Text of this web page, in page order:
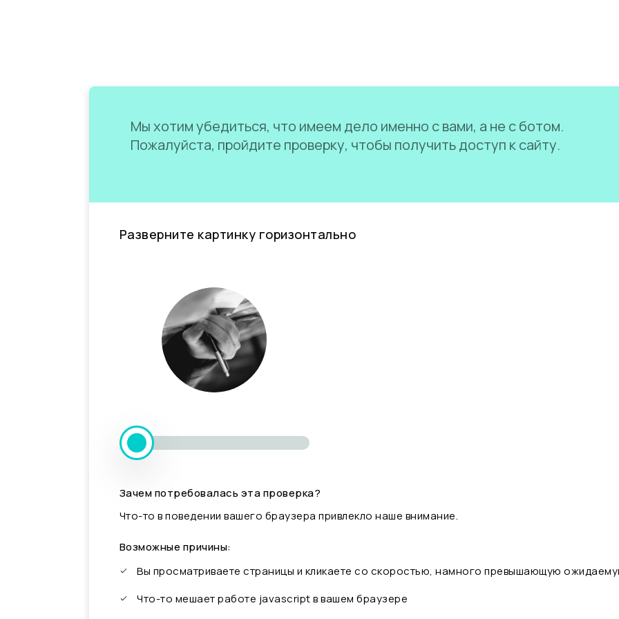
Мы хотим убедиться, что имеем дело именно с вами, а не с ботом.
Пожалуйста, пройдите проверку, чтобы получить доступ к сайту.
Разверните картинку горизонтально
Зачем потребовалась эта проверка?
Что-то в поведении вашего браузера привлекло наше внимание.
Возможные причины:
Вы просматриваете страницы и кликаете со скоростью, намного превышающую
Что-то мешает работе javascript в вашем браузере